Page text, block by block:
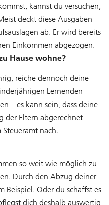
kannst du versuchen,
deckt diese Ausgaben
ab. Er wird bereits
Einkommen abgezogen.
Hause wohne?
reiche dennoch deine
Lernenden
– es kann sein, dass deine
der Eltern abgerechnet
nach.
so weit wie möglich zu
Durch den Abzug deiner
Beispiel. Oder du schaffst es
dich deshalb auswertig –